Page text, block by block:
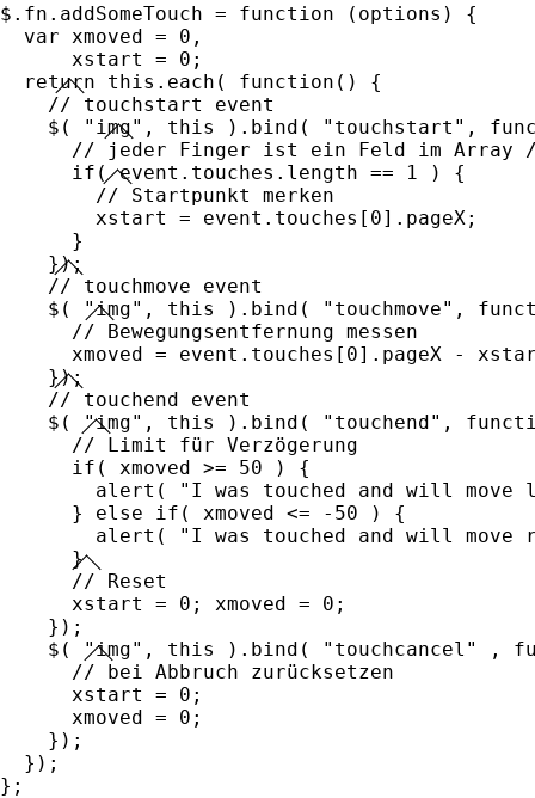
$ . fn . addSomeTouch = function ( options )
{
var xmoved = 0 ,
      xstart
= 0 ;
return
this . each ( function ( )
{
// touchstart event
$ ( "img" , this ) . bind ( "touchstart" ,
// jeder Finger ist ein Feld im Array
if ( event . touches . length == 1 )
{
// Startpunkt merken
        xstart
= event . touches [ 0] . pageX ;
}
});
// touchmove event
$ ( "img" , this ) . bind ( "touchmove" ,
// Bewegungsentfernung messen
      xmoved
= event . touches [ 0] . pageX -
});
// touchend event
$ ( "img" , this ) . bind ( "touchend" ,
// Limit für Verzögerung
if ( xmoved >= 50 )
{
alert (
"I was touched and will
}
else if ( xmoved <= - 50 )
{
alert (
"I was touched and will
}
// Reset
      xstart
= 0 ; xmoved = 0 ;
} ) ;
$ ( "img" , this ) . bind ( "touchcancel" ,
// bei Abbruch zurücksetzen
      xstart
= 0 ;
      xmoved
= 0 ;
} ) ;
} ) ;
} ;